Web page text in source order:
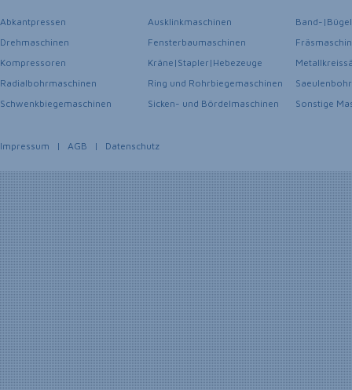
Abkantpressen Ausklinkmaschinen
Band-
Drehmaschinen
Fensterbaumaschinen
Kompressoren
Kräne|Stapler|Hebezeuge
Radialbohrmaschinen
Ring und Rohrbiegemaschinen
Schwenkbiegemaschinen
Sicken- und Bördelmaschinen Sonstige
Impressum | AGB | Datenschutz